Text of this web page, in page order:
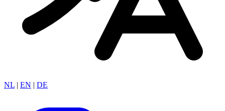
NL | EN | DE